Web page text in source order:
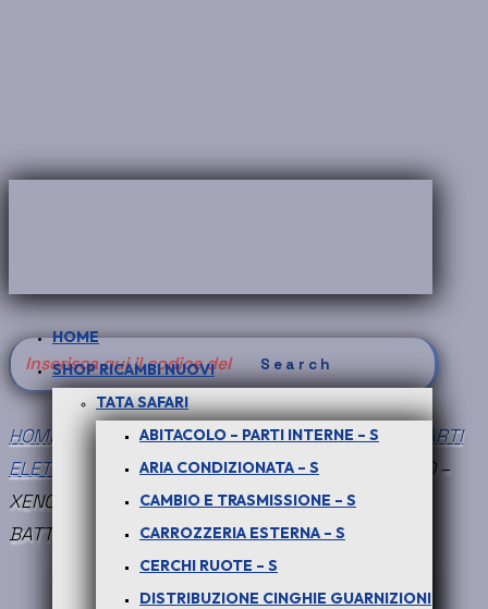
HOME
SHOP RICAMBI NUOVI
TATA SAFARI
ABITACOLO – PARTI INTERNE – S
ARIA CONDIZIONATA – S
CAMBIO E TRASMISSIONE – S
CARROZZERIA ESTERNA – S
CERCHI RUOTE – S
DISTRIBUZIONE CINGHIE GUARNIZIONI
Search
for:
HOME SHOP RICAMBI NUOVI/PICK UP XENON
PARTI
ELETTRICHE DEL MOTORE - X/ PER PICK-UP TELCO –
XENON – (TUTTE LE VERSIONI) : CAVO NEGATIVO
BATTERIA VS FRIZIONE – COD-D0088-28C – NOS